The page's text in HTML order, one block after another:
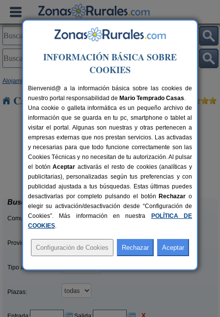
Alojamientos
Casas Rurales cerca de La Franca
6 pers.
desde19 €
El Pajar de Pumarega
Castropol (Asturias)
Buscar
Comunidades:
Provincias/Islas:
Tipo alquiler:
Plazas:
INFORMACIÓN BÁSICA SOBRE
COOKIES
Bienvenid@ a la información básica sobre las cookies de
nuestro portal responsabilidad de Mario Temprado Casas.
Una cookie o galleta informática es un pequeño archivo de
información que se guarda en tu pc, smartphone o tablet al
visitar el portal. Algunas son nuestras y otras pertenecen a
empresas externas que nos prestan servicios. Las activadas
y necesarias para que todo funcione correctamente son las
Cookies Técnicas y no necesitan de tu autorización. Al pulsar
el botónAceptar activarás el resto de cookies (analíticas y
publicitarias), personalizadas según tus preferencias y con
publicidad ajustada a tus búsquedas. Estas últimas puedes
desactivarlas por completo pulsando el botón Rechazar o
elegir su activación/desactivación desde “Configuración de
Cookies”. Más información en nuestra
POLÍTICA DE
COOKIES.